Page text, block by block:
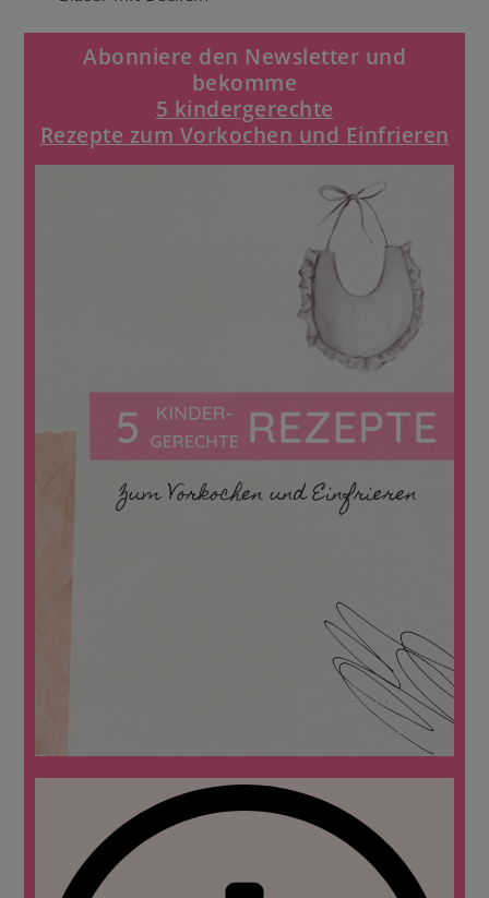
Abonniere den Newsletter und
bekomme
5 kindergerechte
Rezepte zum Vorkochen und Einfrieren